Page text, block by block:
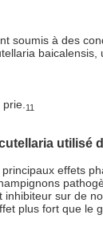
soumis à des
baicalensis,
11
utilisé
effets
sur de
plus fort que le